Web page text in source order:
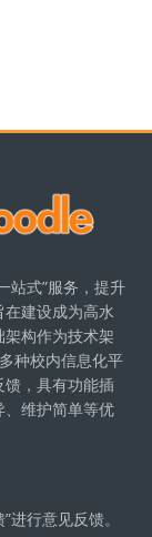
站式”服务，提升
建设成为高水
构作为技术架
种校内信息化平
馈，具有功能插
维护简单等优
进行意见反馈。